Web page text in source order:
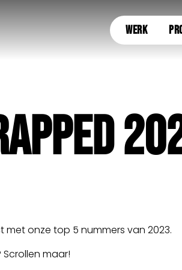
WERK
met onze top 5 nummers van 2023.
Scrollen maar!